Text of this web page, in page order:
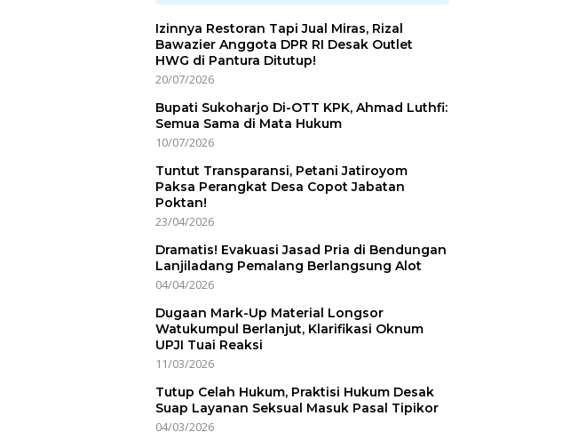
Izinnya Restoran Tapi Jual Miras, Rizal
Bawazier Anggota DPR RI Desak Outlet
HWG di Pantura Ditutup!
20/07/2026
Bupati Sukoharjo Di-OTT KPK, Ahmad Luthfi:
Semua Sama di Mata Hukum
10/07/2026
Tuntut Transparansi, Petani Jatiroyom
Paksa Perangkat Desa Copot Jabatan
Poktan!
23/04/2026
Dramatis! Evakuasi Jasad Pria di Bendungan
Lanjiladang Pemalang Berlangsung Alot
04/04/2026
Dugaan Mark-Up Material Longsor
Watukumpul Berlanjut, Klarifikasi Oknum
UPJI Tuai Reaksi
11/03/2026
Tutup Celah Hukum, Praktisi Hukum Desak
Suap Layanan Seksual Masuk Pasal Tipikor
04/03/2026